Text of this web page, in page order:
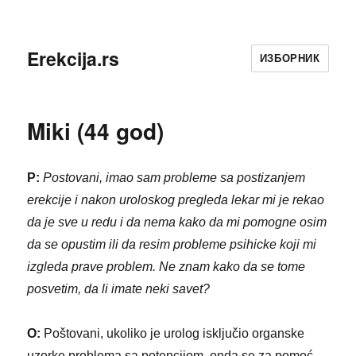
Erekcija.rs ИЗБОРНИК
Miki (44 god)
P: Postovani, imao sam probleme sa postizanjem
erekcije i nakon uroloskog pregleda lekar mi je rekao
da je sve u redu i da nema kako da mi pomogne osim
da se opustim ili da resim probleme psihicke koji mi
izgleda prave problem. Ne znam kako da se tome
posvetim, da li imate neki savet?
O: Poštovani, ukoliko je urolog isključio organske